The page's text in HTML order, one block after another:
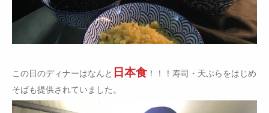
この日のディナーはなんと 日本食 ！！！寿司・天ぷらをはじめ
そばも提供されていました。